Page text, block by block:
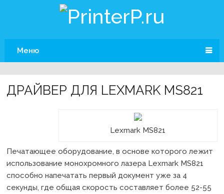
Меню
ДРАЙВЕР ДЛЯ LEXMARK MS821
Lexmark MS821
Печатающее оборудование, в основе которого лежит
использование монохромного лазера Lexmark MS821
способно напечатать первый документ уже за 4
секунды, где общая скорость составляет более 52-55